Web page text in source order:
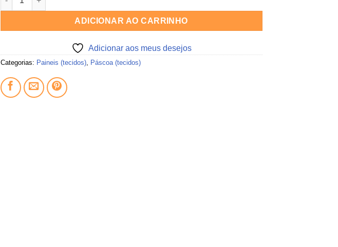
ADICIONAR AO CARRINHO
Adicionar aos meus desejos
Categorias: Paineis (tecidos) Páscoa (tecidos)